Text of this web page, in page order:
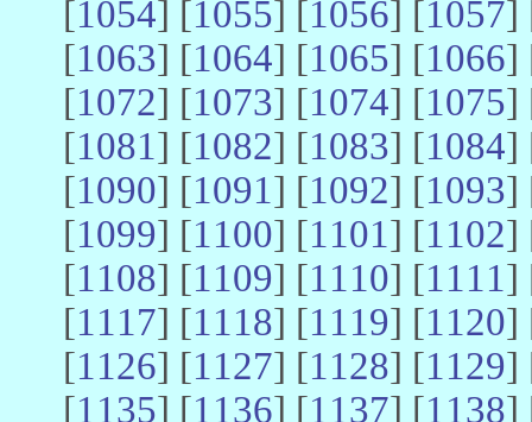
[1054] [1055] [1056] [1057]
[1063] [1064] [1065] [1066]
[1072] [1073] [1074] [1075]
[1081] [1082] [1083] [1084]
[1090] [1091] [1092] [1093]
[1099] [1100] [1101] [1102]
[1108] [1109] [1110] [1111]
[1117] [1118] [1119] [1120]
[1126] [1127] [1128] [1129]
[1135] [1136] [1137] [1138]